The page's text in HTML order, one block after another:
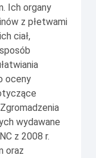
Ich organy
z płetwami
ciał,
oceny
wydawane
z 2008 r.
oraz